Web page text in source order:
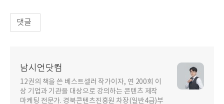
댓글
남시언닷컴
12권의 책을 쓴 베스트셀러 작가이자, 연 200회 이
상 기업과 기관을 대상으로 강의하는 콘텐츠 제작
마케팅 전문가. 경북콘텐츠진흥원 차장(일반4급)부